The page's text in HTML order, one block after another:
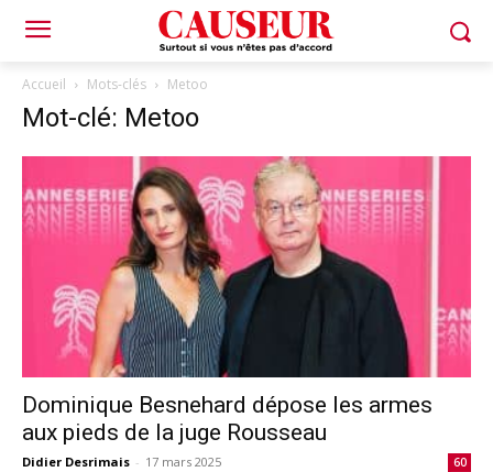
Accueil Mots-clés Metoo
Mot-clé: Metoo
Dominique Besnehard dépose les armes
aux pieds de la juge Rousseau
Didier Desrimais - 17 mars 2025 60